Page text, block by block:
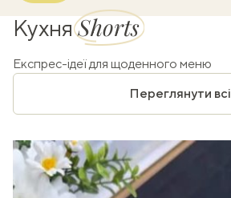
КухняShorts
Експрес-ідеї для щоденного меню
Переглянути всі